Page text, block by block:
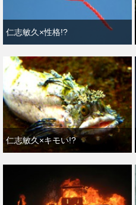
仁志敏久×性格!?
仁志敏久×キモい!?